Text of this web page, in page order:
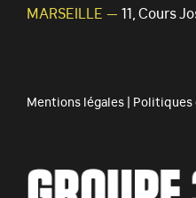
MARSEILLE — 11, Cours
Mentions légales| Politiques